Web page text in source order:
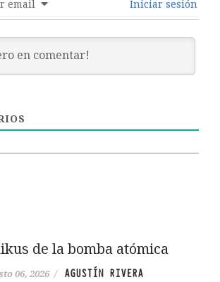
email Iniciar sesión
de la bomba atómica
06, 2026 / AGUSTÍN RIVERA